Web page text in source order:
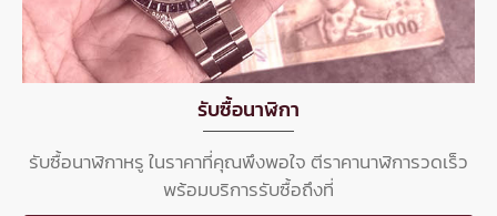
รับซื้อนาฬิกา
รับซื้อนาฬิกาหรู ในราคาที่คุณพึงพอใจ ตีราคานาฬิการวดเร็ว
พร้อมบริการรับซื้อถึงที่